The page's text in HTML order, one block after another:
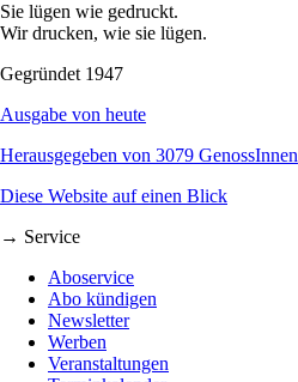
Sie lügen wie gedruckt.
Wir drucken, wie sie lügen.
Gegründet 1947
Ausgabe von heute
Herausgegeben von 3079 GenossInnen
Diese Website auf einen Blick
→ Service
Aboservice
Abo kündigen
Newsletter
Werben
Veranstaltungen